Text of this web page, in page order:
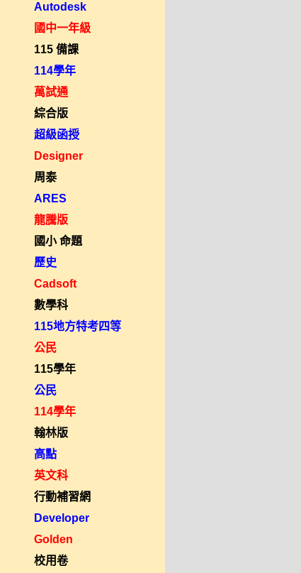
Autodesk
國中一年級
115 備課
114學年
萬試通
綜合版
超級函授
Designer
周泰
ARES
龍騰版
國小 命題
歷史
Cadsoft
數學科
115地方特考四等
公民
115學年
公民
114學年
翰林版
高點
英文科
行動補習網
Developer
Golden
校用卷